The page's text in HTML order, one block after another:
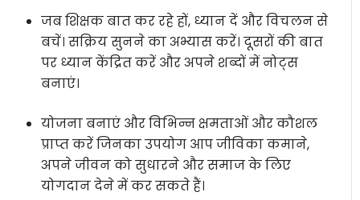
जब शिक्षक बात कर रहे हों, ध्यान दें और विचलन से
बचें। सक्रिय सुनने का अभ्यास करें। दूसरों की बात
पर ध्यान केंद्रित करें और अपने शब्दों में नोट्स
बनाएं।
योजना बनाएं और विभिन्न क्षमताओं और कौशल
प्राप्त करें जिनका उपयोग आप जीविका कमाने,
अपने जीवन को सुधारने और समाज के लिए
योगदान देने में कर सकते हैं।